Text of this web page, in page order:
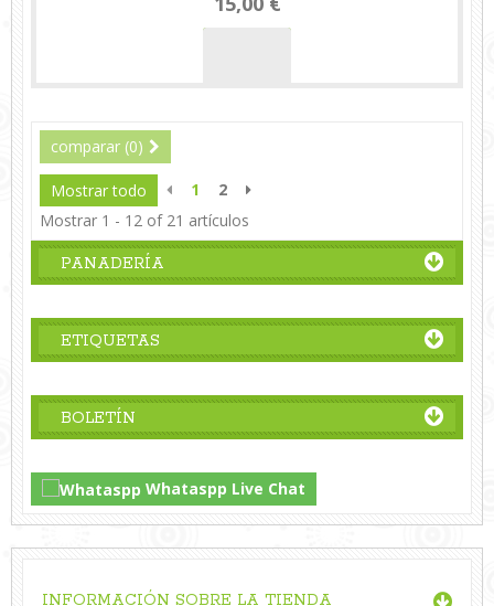
comparar (0)
Mostrar todo 1
2
Mostrar 1 - 12 of 21 artículos
PANADERÍA
ETIQUETAS
BOLETÍN
Whataspp Live Chat
INFORMACIÓN SOBRE LA TIENDA